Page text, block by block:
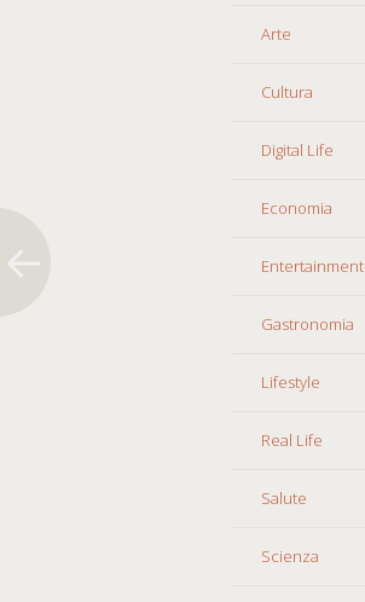
Arte
Cultura
Digital Life
Economia
Entertainment
Gastronomia
Lifestyle
Real Life
Salute
Scienza